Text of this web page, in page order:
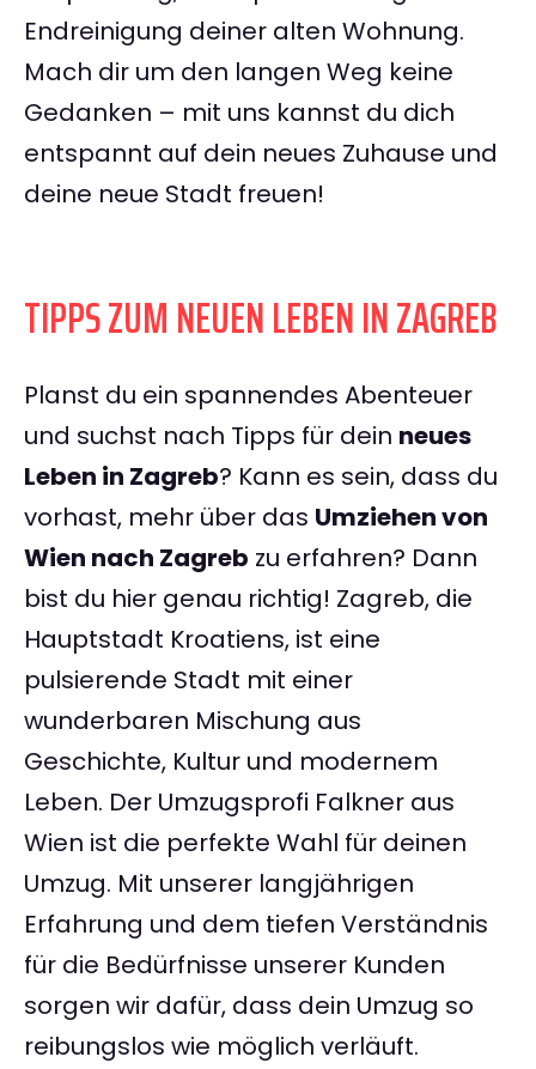
Endreinigung deiner alten Wohnung.
Mach dir um den langen Weg keine
Gedanken – mit uns kannst du dich
entspannt auf dein neues Zuhause und
deine neue Stadt freuen!
TIPPS ZUM NEUEN LEBEN IN ZAGREB
Planst du ein spannendes Abenteuer
und suchst nach Tipps für dein neues
Leben in Zagreb? Kann es sein, dass du
vorhast, mehr über das Umziehen von
Wien nach Zagreb zu erfahren? Dann
bist du hier genau richtig! Zagreb, die
Hauptstadt Kroatiens, ist eine
pulsierende Stadt mit einer
wunderbaren Mischung aus
Geschichte, Kultur und modernem
Leben. Der Umzugsprofi Falkner aus
Wien ist die perfekte Wahl für deinen
Umzug. Mit unserer langjährigen
Erfahrung und dem tiefen Verständnis
für die Bedürfnisse unserer Kunden
sorgen wir dafür, dass dein Umzug so
reibungslos wie möglich verläuft.